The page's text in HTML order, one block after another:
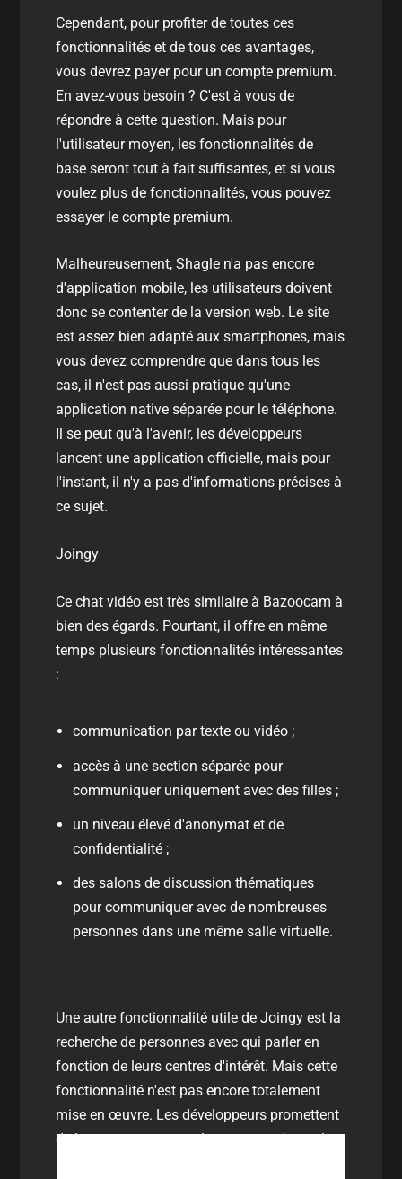
Cependant, pour profiter de toutes ces
fonctionnalités et de tous ces avantages,
vous devrez payer pour un compte premium.
En avez-vous besoin ? C'est à vous de
répondre à cette question. Mais pour
l'utilisateur moyen, les fonctionnalités de
base seront tout à fait suffisantes, et si vous
voulez plus de fonctionnalités, vous pouvez
essayer le compte premium.
Malheureusement, Shagle n'a pas encore
d'application mobile, les utilisateurs doivent
donc se contenter de la version web. Le site
est assez bien adapté aux smartphones, mais
vous devez comprendre que dans tous les
cas, il n'est pas aussi pratique qu'une
application native séparée pour le téléphone.
Il se peut qu'à l'avenir, les développeurs
lancent une application officielle, mais pour
l'instant, il n'y a pas d'informations précises à
ce sujet.
Joingy
Ce chat vidéo est très similaire à Bazoocam à
bien des égards. Pourtant, il offre en même
temps plusieurs fonctionnalités intéressantes
:
communication par texte ou vidéo ;
accès à une section séparée pour
communiquer uniquement avec des filles ;
un niveau élevé d'anonymat et de
confidentialité ;
des salons de discussion thématiques
pour communiquer avec de nombreuses
personnes dans une même salle virtuelle.
Une autre fonctionnalité utile de Joingy est la
recherche de personnes avec qui parler en
fonction de leurs centres d'intérêt. Mais cette
fonctionnalité n'est pas encore totalement
mise en œuvre. Les développeurs promettent
de la mettre en œuvre dans un avenir proche,
mais pour l'instant, vous ne pouvez pas entrer